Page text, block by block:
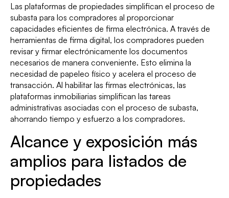
Las plataformas de propiedades simplifican el proceso de
subasta para los compradores al proporcionar
capacidades eficientes de firma electrónica. A través de
herramientas de firma digital, los compradores pueden
revisar y firmar electrónicamente los documentos
necesarios de manera conveniente. Esto elimina la
necesidad de papeleo físico y acelera el proceso de
transacción. Al habilitar las firmas electrónicas, las
plataformas inmobiliarias simplifican las tareas
administrativas asociadas con el proceso de subasta,
ahorrando tiempo y esfuerzo a los compradores.
Alcance y exposición más
amplios para listados de
propiedades